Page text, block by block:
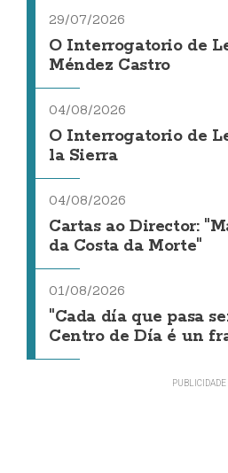
29/07/2026
O Interrogatorio de
Méndez Castro
04/08/2026
O Interrogatorio de
la Sierra
04/08/2026
Cartas ao Director:
da Costa da Morte"
01/08/2026
"Cada día que pasa
Centro de Día é un